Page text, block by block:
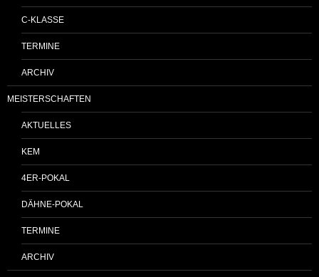
C-KLASSE
TERMINE
ARCHIV
MEISTERSCHAFTEN
AKTUELLES
KEM
4ER-POKAL
DÄHNE-POKAL
TERMINE
ARCHIV